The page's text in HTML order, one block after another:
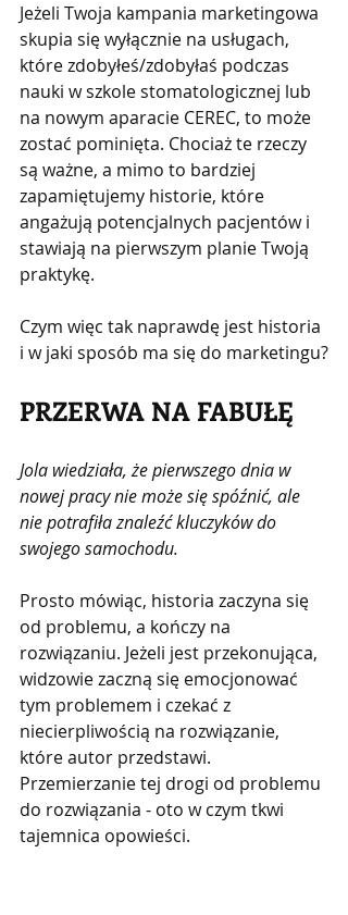
Jeżeli Twoja kampania marketingowa
skupia się wyłącznie na usługach,
które zdobyłeś/zdobyłaś podczas
nauki w szkole stomatologicznej lub
na nowym aparacie CEREC, to może
zostać pominięta. Chociaż te rzeczy
są ważne, a mimo to bardziej
zapamiętujemy historie, które
angażują potencjalnych pacjentów i
stawiają na pierwszym planie Twoją
praktykę.
Czym więc tak naprawdę jest historia
i w jaki sposób ma się do marketingu?
PRZERWA NA FABUŁĘ
Jola wiedziała, że pierwszego dnia w
nowej pracy nie może się spóźnić, ale
nie potrafiła znaleźć kluczyków do
swojego samochodu.
Prosto mówiąc, historia zaczyna się
od problemu, a kończy na
rozwiązaniu. Jeżeli jest przekonująca,
widzowie zaczną się emocjonować
tym problemem i czekać z
niecierpliwością na rozwiązanie,
które autor przedstawi.
Przemierzanie tej drogi od problemu
do rozwiązania - oto w czym tkwi
tajemnica opowieści.